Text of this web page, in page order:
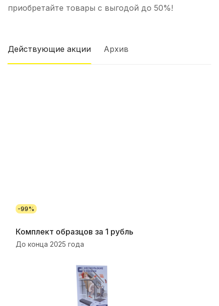
приобретайте товары с выгодой до 50%!
Действующие акции Архив
-99%
Комплект образцов за 1 рубль
До конца 2025 года